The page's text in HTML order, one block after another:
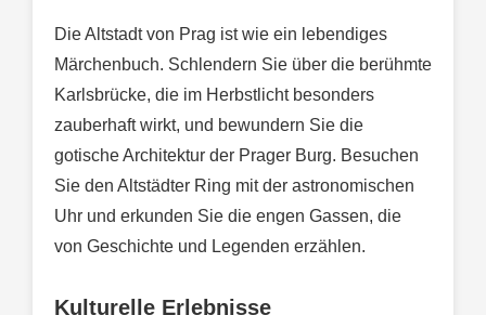
Die Altstadt von Prag ist wie ein lebendiges
Märchenbuch. Schlendern Sie über die berühmte
Karlsbrücke, die im Herbstlicht besonders
zauberhaft wirkt, und bewundern Sie die
gotische Architektur der Prager Burg. Besuchen
Sie den Altstädter Ring mit der astronomischen
Uhr und erkunden Sie die engen Gassen, die
von Geschichte und Legenden erzählen.
Kulturelle Erlebnisse